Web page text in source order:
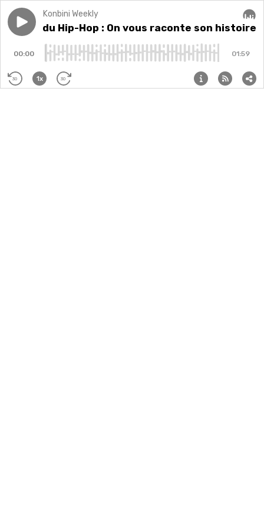
Play episode50 ans du Hip-Hop : On vous raconte son histoire
Konbini Weekly
50 ans du Hip-Hop : On vous raconte son histoire
00:00 01:59
30 1x 30